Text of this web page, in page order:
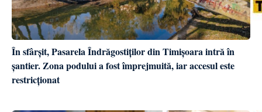
În sfârșit, Pasarela Îndrăgostiților din Timișoara intră în
șantier. Zona podului a fost împrejmuită, iar accesul este
restricționat